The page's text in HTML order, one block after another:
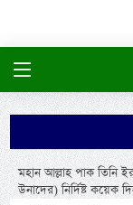
মহান আল্লাহ পাক তিনি
উনাদের) নির্দিষ্ট কয়েক